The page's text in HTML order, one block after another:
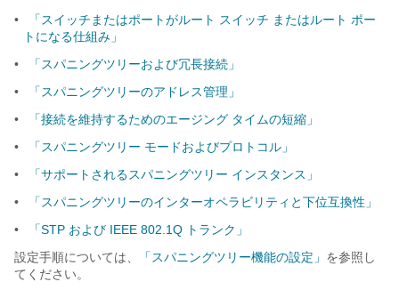
•
「スイッチまたはポートがルート スイッチ またはルート ポー
トになる仕組み」
•
「スパニングツリーおよび冗長接続」
•
「スパニングツリーのアドレス管理」
•
「接続を維持するためのエージング タイムの短縮」
•
「スパニングツリー モードおよびプロトコル」
•
「サポートされるスパニングツリー インスタンス」
•
「スパニングツリーのインターオペラビリティと下位互換性」
•
「STP および IEEE 802.1Q トランク」
設定手順については、
「スパニングツリー機能の設定」 を参照し
てください。